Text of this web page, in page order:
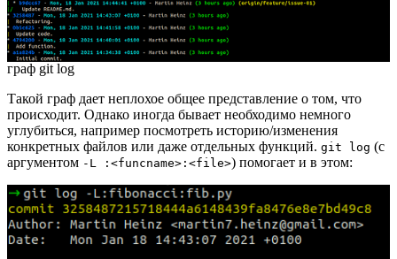
граф git log
Такой граф дает неплохое общее представление о том, что
происходит. Однако иногда бывает необходимо немного
углубиться, например посмотреть историю/изменения
конкретных файлов или даже отдельных функций. git log (с
аргументом -L :<funcname>:<file>) помогает и в этом: